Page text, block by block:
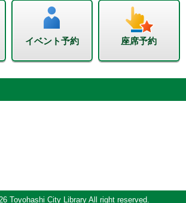
イベント予約 座席予約
Toyohashi City Library All right reserved.